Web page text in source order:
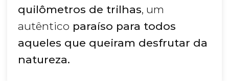
quilômetros de trilhas, um
autêntico paraíso para todos
aqueles que queiram desfrutar da
natureza.